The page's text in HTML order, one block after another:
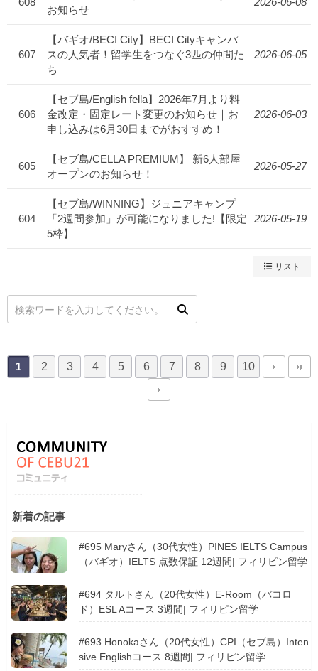
お知らせ
607
【バギオ/BECI City】BECI Cityキャンパ
スの人気者！留学生をつなぐ3匹の仲間た
ち
2026-06-05
606
【セブ島/English fella】2026年7月より料
金改定・固定レート変更のお知らせ｜お
申し込みは6月30日までがおすすめ！
2026-06-03
605
【セブ島/CELLA PREMIUM】 新6人部屋
オープンのお知らせ！
2026-05-27
604
【セブ島/WINNING】ジュニアキャンプ
「2週間参加」が可能になりました!【限定
5枠】
2026-05-19
リスト
1 2 3 4 5 6 7 8 9 10
新着の記事
#695 Maryさん（30代女性）PINES IELTS Campus
（バギオ）IELTS 点数保証 12週間| フィリピン留学
#694 タルトさん（20代女性）E-Room（バコロ
ド）ESL Aコース 3週間| フィリピン留学
#693 Honokaさん（20代女性）CPI（セブ島）Inten
sive Englishコース 8週間| フィリピン留学